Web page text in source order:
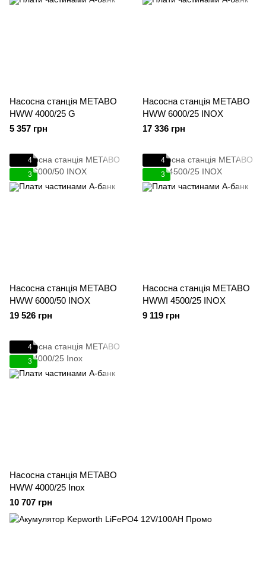
Насосна станція METABO
HWW 4000/25 G
5 357 грн
Насосна станція METABO
HWW 6000/25 INOX
17 336 грн
4
3
Насосна станція METABO
HWW 6000/50 INOX
19 526 грн
4
3
Насосна станція METABO
HWWI 4500/25 INOX
9 119 грн
4
3
Насосна станція METABO
HWW 4000/25 Inox
10 707 грн